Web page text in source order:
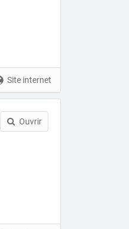
Site internet
Ouvrir